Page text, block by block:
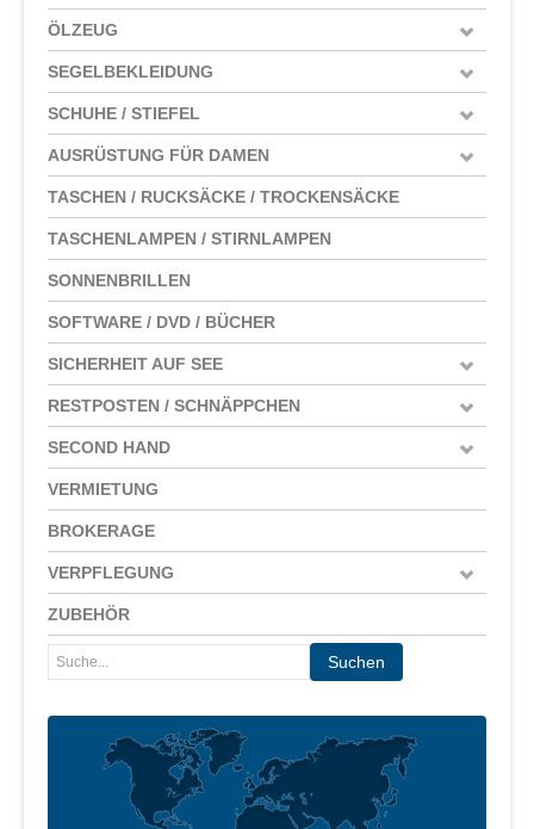
ÖLZEUG
SEGELBEKLEIDUNG
SCHUHE / STIEFEL
AUSRÜSTUNG FÜR DAMEN
TASCHEN / RUCKSÄCKE / TROCKENSÄCKE
TASCHENLAMPEN / STIRNLAMPEN
SONNENBRILLEN
SOFTWARE / DVD / BÜCHER
SICHERHEIT AUF SEE
RESTPOSTEN / SCHNÄPPCHEN
SECOND HAND
VERMIETUNG
BROKERAGE
VERPFLEGUNG
ZUBEHÖR